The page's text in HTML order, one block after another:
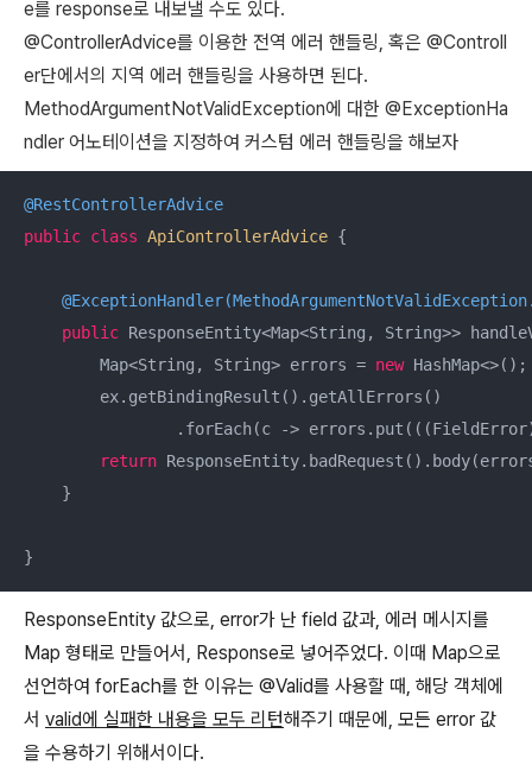
e를 response로 내보낼 수도 있다.
@ControllerAdvice를 이용한 전역 에러 핸들링, 혹은 @Controll
er단에서의 지역 에러 핸들링을 사용하면 된다.
MethodArgumentNotValidException에 대한 @ExceptionHa
ndler 어노테이션을 지정하여 커스텀 에러 핸들링을 해보자
@RestControllerAdvice
public class ApiControllerAdvice {
public ResponseEntity<Map<String, String>>
        Map<String, String> errors =
new HashMap<>();
        ex.getBindingResult().getAllErrors()
.forEach(c ->
return
    }
ResponseEntity 값으로, error가 난 field 값과, 에러 메시지를
Map 형태로 만들어서, Response로 넣어주었다. 이때 Map으로
선언하여 forEach를 한 이유는 @Valid를 사용할 때, 해당 객체에
서 valid에 실패한 내용을 모두 리턴해주기 때문에, 모든 error 값
을 수용하기 위해서이다.